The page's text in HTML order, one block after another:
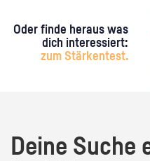
Oder finde heraus was
dich interessiert:
zum Stärkentest.
Deine Suche